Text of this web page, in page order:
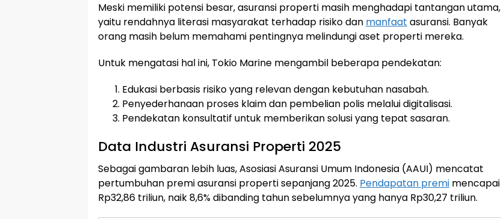
Meski memiliki potensi besar, asuransi properti masih menghadapi tantangan utama,
yaitu rendahnya literasi masyarakat terhadap risiko dan manfaat asuransi. Banyak
orang masih belum memahami pentingnya melindungi aset properti mereka.
Untuk mengatasi hal ini, Tokio Marine mengambil beberapa pendekatan:
Edukasi berbasis risiko yang relevan dengan kebutuhan nasabah.
Penyederhanaan proses klaim dan pembelian polis melalui digitalisasi.
Pendekatan konsultatif untuk memberikan solusi yang tepat sasaran.
Data Industri Asuransi Properti 2025
Sebagai gambaran lebih luas, Asosiasi Asuransi Umum Indonesia (AAUI) mencatat
pertumbuhan premi asuransi properti sepanjang 2025. Pendapatan premi mencapai
Rp32,86 triliun, naik 8,6% dibanding tahun sebelumnya yang hanya Rp30,27 triliun.